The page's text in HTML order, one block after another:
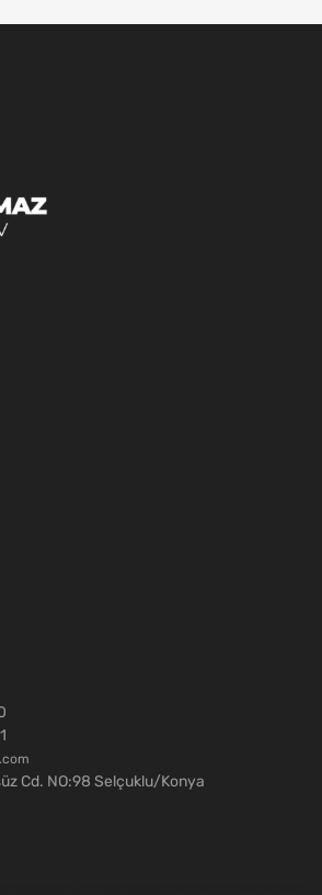
Cd. NO:98 Selçuklu/Konya